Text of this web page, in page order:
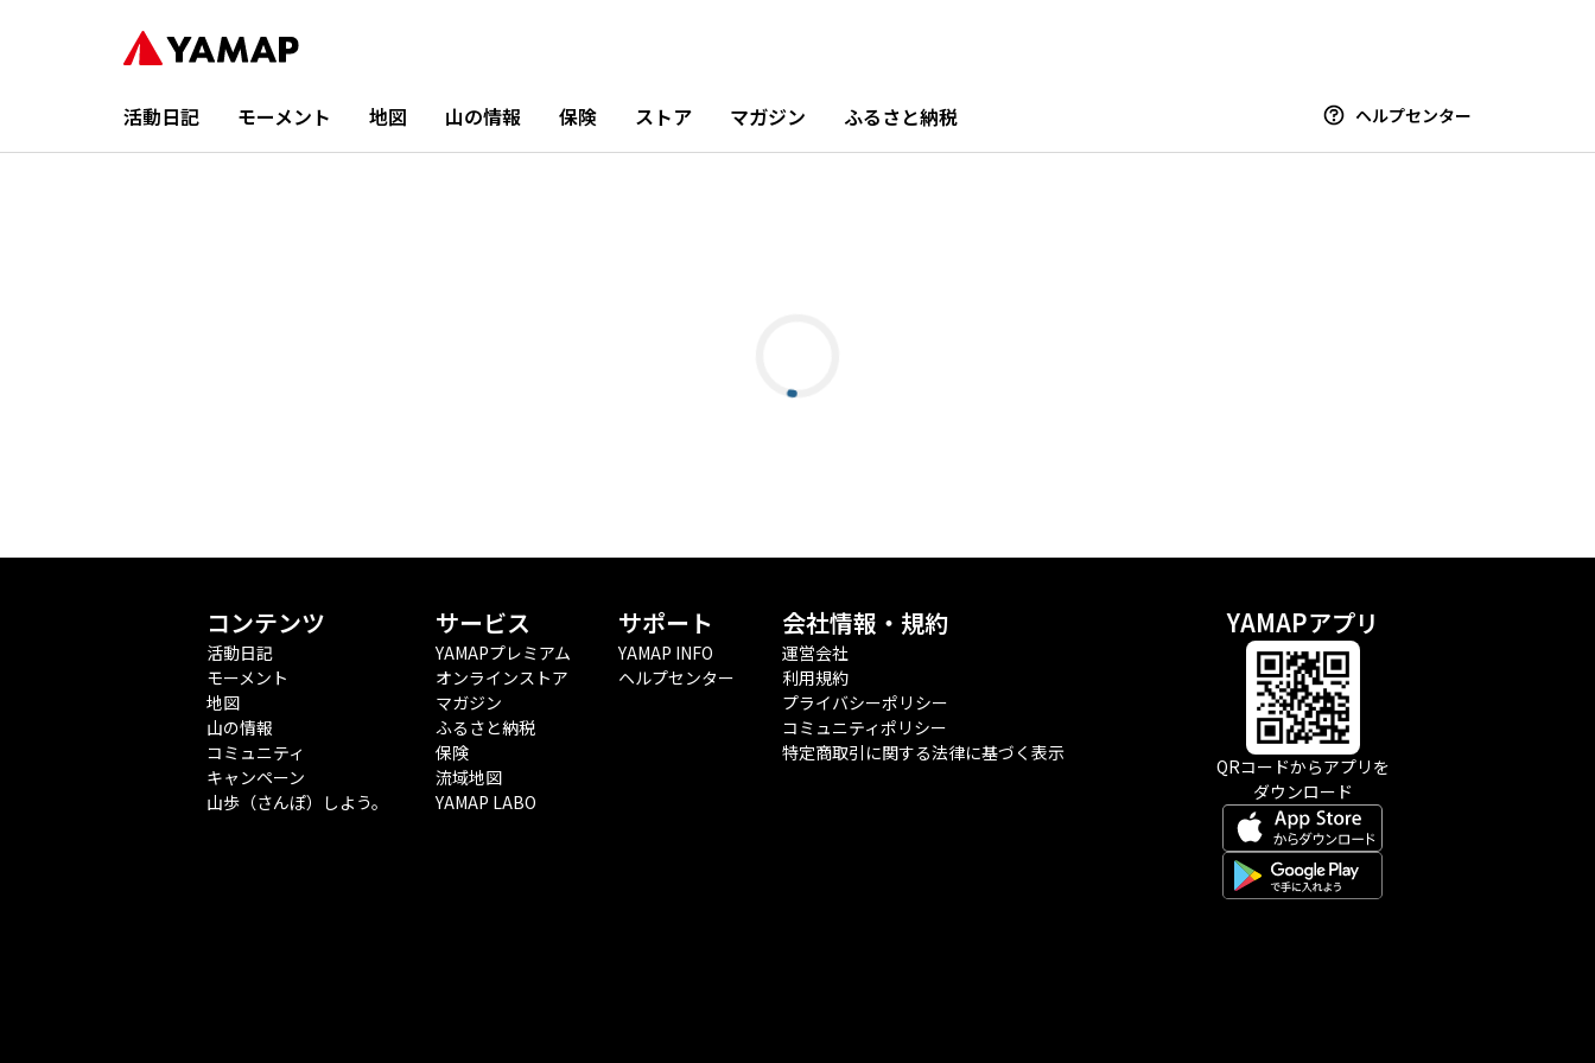
活動日記 モーメント 地図 山の情報 保険 ストア マガジン ふるさと納税 ヘルプセンター
コンテンツ
活動日記
モーメント
地図
山の情報
コミュニティ
キャンペーン
山歩（さんぽ）しよう。
サービス
YAMAPプレミアム
オンラインストア
マガジン
ふるさと納税
保険
流域地図
YAMAP LABO
サポート
YAMAP INFO
ヘルプセンター
会社情報・規約
運営会社
利用規約
プライバシーポリシー
コミュニティポリシー
特定商取引に関する法律に基づく表示
YAMAPアプリ
QRコードからアプリを
ダウンロード